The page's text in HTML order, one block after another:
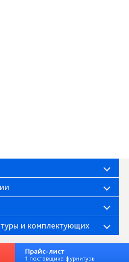
и комплектующих
Прайс-лист
1 поставщика фурнитуры